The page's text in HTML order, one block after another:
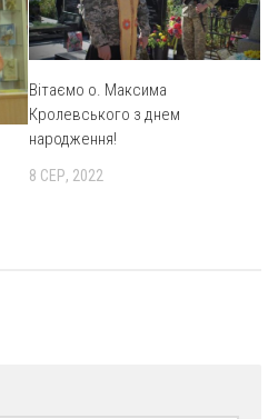
Вітаємо о. Максима
Кролевського з днем
народження!
8 СЕР, 2022